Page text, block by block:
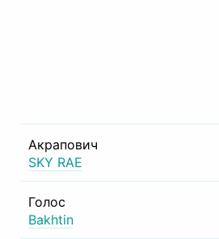
Акрапович
SKY RAE
Голос
Bakhtin